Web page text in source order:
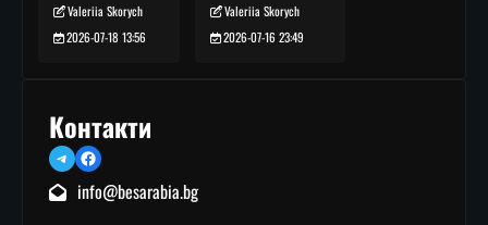
Valeriia Skorych
2026-07-18 13:56
Valeriia Skorych
2026-07-16 23:49
Контакти
TelegramFacebook
info@besarabia.bg